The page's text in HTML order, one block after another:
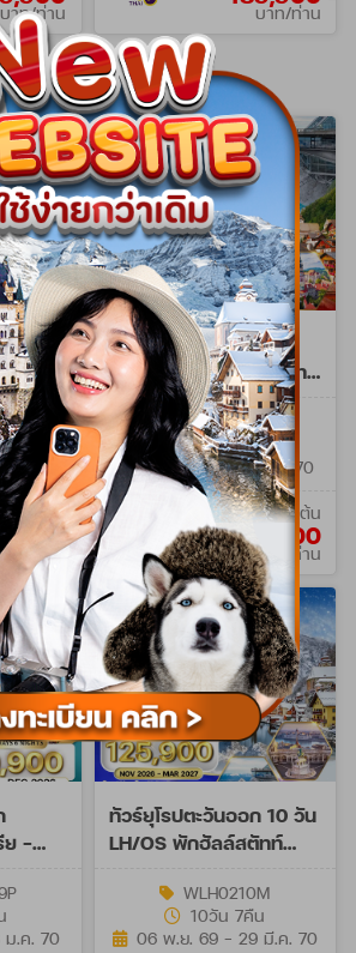
บาท/ท่าน บาท/ท่าน
ปตะวันออก
10 วัน
น
.ย. 70
เริ่มต้น
บาท/ท่าน
ทัวร์พรีเมี่ยม ยุโรปตะวัน
ออก พักหมู่บ้านฮัลล์สตัทท์
11วัน 8คืน (TG) SEP 26 -
MAR 27 WPTG0211E
11วัน 8คืน
17 ก.ย. 69 - 28 มี.ค. 70
เริ่มต้น
144,900
บาท/ท่าน
ย -
.ค. 70
ทัวร์ยุโรปตะวันออก 10 วัน
LH/OS พักฮัลล์สตัทท์
WLH0210M
10วัน 7คืน
06 พ.ย. 69 - 29 มี.ค. 70